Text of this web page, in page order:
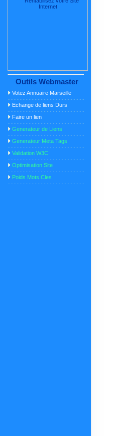
Outils Webmaster
Votez Annuaire Marseille
Echange de liens Durs
Faire un lien
Generateur de Liens
Generateur Meta Tags
Validation W3C
Optimisation Site
Poids Mots Cles